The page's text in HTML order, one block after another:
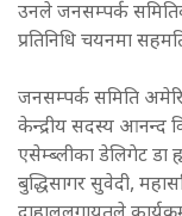
उनले जनसम्पर्क
प्रतिनिधि चयनमा
जनसम्पर्क समिति
केन्द्रीय सदस्य आनन्द
एसेम्ब्लीका डेलिगेट डा
बुद्धिसागर सुवेदी,